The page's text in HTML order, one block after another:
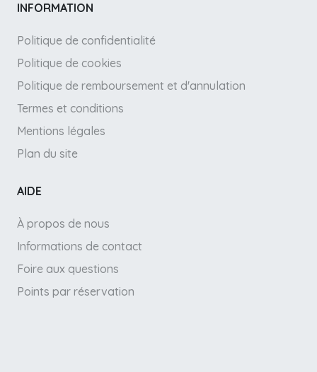
INFORMATION
Politique de confidentialité
Politique de cookies
Politique de remboursement et d'annulation
Termes et conditions
Mentions légales
Plan du site
AIDE
À propos de nous
Informations de contact
Foire aux questions
Points par réservation